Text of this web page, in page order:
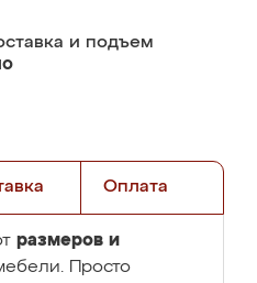
и подъем
Оплата
размеров и
Просто